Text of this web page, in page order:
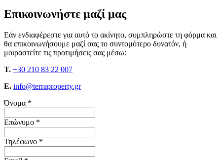
Επικοινωνήστε μαζί μας
Εάν ενδιαφέρεστε για αυτό το ακίνητο, συμπληρώστε τη φόρμα και
θα επικοινωνήσουμε μαζί σας το συντομότερο δυνατόν, ή
μοιραστείτε τις προτιμήσεις σας μέσω:
T. +30 210 83 22 007
E. info@terraproperty.gr
Όνομα *
Επώνυμο *
Τηλέφωνο *